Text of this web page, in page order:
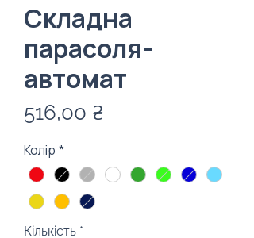
Складна
парасоля-
автомат
516,00 ₴
Колір *
Кількість *